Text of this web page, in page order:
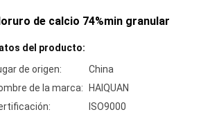
de calcio 74%min granular
del producto:
de origen:
China
de la marca:
HAIQUAN
ISO9000